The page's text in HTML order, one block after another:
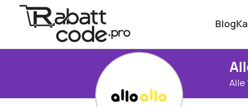
Blog
Alle